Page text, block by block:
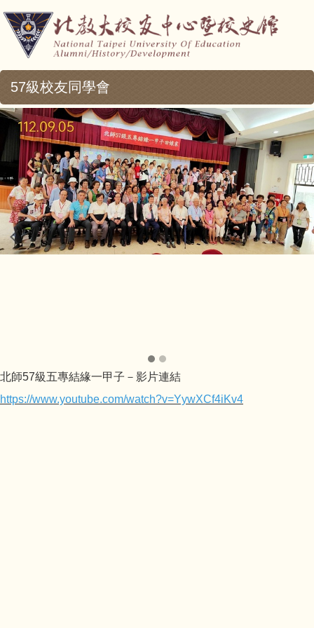
57級校友同學會
北師57級五專結緣一甲子－影片連結
https://www.youtube.com/watch?v=YywXCf4iKv4